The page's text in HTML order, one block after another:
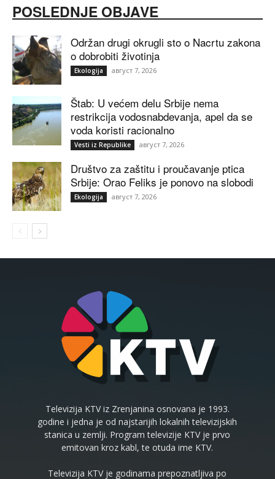
POSLEDNJE OBJAVE
Održan drugi okrugli sto o Nacrtu zakona
o dobrobiti životinja
Ekologija август 7, 2026
Štab: U većem delu Srbije nema
restrikcija vodosnabdevanja, apel da se
voda koristi racionalno
Vesti iz Republike август 7, 2026
Društvo za zaštitu i proučavanje ptica
Srbije: Orao Feliks je ponovo na slobodi
Ekologija август 7, 2026
Televizija KTV iz Zrenjanina osnovana je 1993.
godine i jedna je od najstarijih lokalnih televizijskih
stanica u zemlji. Program televizije KTV je prvo
emitovan kroz kabl, te otuda ime KTV.
Televizija KTV je godinama prepoznatljiva po